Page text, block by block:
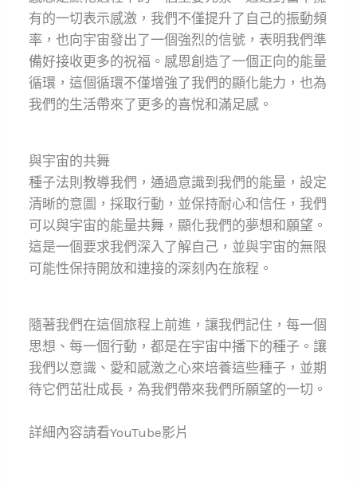
有的一切表示感激，我們不僅提升了自己的振動頻
率，也向宇宙發出了一個強烈的信號，表明我們準
備好接收更多的祝福。感恩創造了一個正向的能量
循環，這個循環不僅增強了我們的顯化能力，也為
我們的生活帶來了更多的喜悅和滿足感。
與宇宙的共舞
種子法則教導我們，通過意識到我們的能量，設定
清晰的意圖，採取行動，並保持耐心和信任，我們
可以與宇宙的能量共舞，顯化我們的夢想和願望。
這是一個要求我們深入了解自己，並與宇宙的無限
可能性保持開放和連接的深刻內在旅程。
隨著我們在這個旅程上前進，讓我們記住，每一個
思想、每一個行動，都是在宇宙中播下的種子。讓
我們以意識、愛和感激之心來培養這些種子，並期
待它們茁壯成長，為我們帶來我們所願望的一切。
詳細內容請看YouTube影片